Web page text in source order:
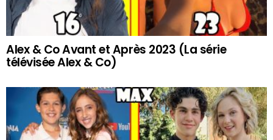
Alex & Co Avant et Après 2023 (La série
télévisée Alex & Co)